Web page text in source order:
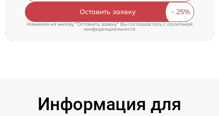
Оставить заявку
Нажимая на кнопку "Оставить заявку" Вы соглашаетесь c политикой
конфиденциальности
Информация для